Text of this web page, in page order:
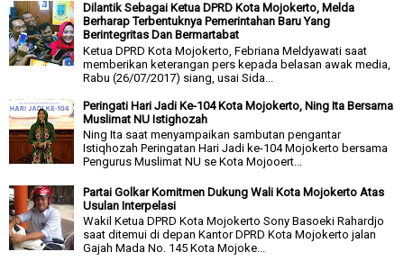
Dilantik Sebagai Ketua DPRD Kota Mojokerto, Melda
Berharap Terbentuknya Pemerintahan Baru Yang
Berintegritas Dan Bermartabat
Ketua DPRD Kota Mojokerto, Febriana Meldyawati saat
memberikan keterangan pers kepada belasan awak media,
Rabu (26/07/2017) siang, usai Sida...
Peringati Hari Jadi Ke-104 Kota Mojokerto, Ning Ita Bersama
Muslimat NU Istighozah
Ning Ita saat menyampaikan sambutan pengantar
Istiqhozah Peringatan Hari Jadi ke-104 Mojokerto bersama
Pengurus Muslimat NU se Kota Mojooert...
Partai Golkar Komitmen Dukung Wali Kota Mojokerto Atas
Usulan Interpelasi
Wakil Ketua DPRD Kota Mojokerto Sony Basoeki Rahardjo
saat ditemui di depan Kantor DPRD Kota Mojokerto jalan
Gajah Mada No. 145 Kota Mojoke...